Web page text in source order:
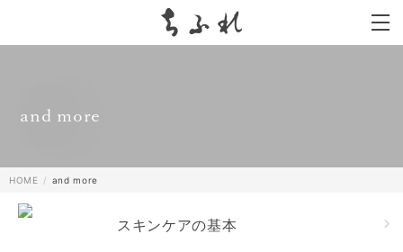
and more
HOME and more
スキンケアの基本